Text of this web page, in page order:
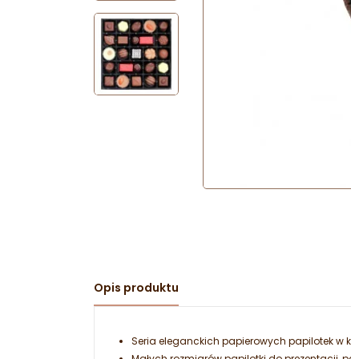
Opis produktu
Seria eleganckich papierowych papilotek w